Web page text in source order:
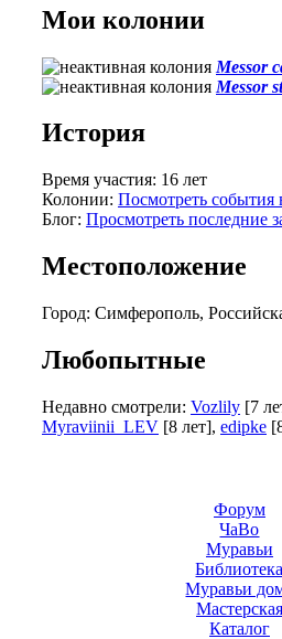
Мои колонии
Messor
Messor
История
Время участия: 16 лет
Колонии: Посмотреть события
Блог: Просмотреть последние
Местоположение
Город: Симферополь,
Любопытные
Недавно смотрели: Vozlily [7
Myraviinii_LEV [8 лет], edipke
Форум
ЧаВо
Муравьи
Муравьи
Мастерская
Каталог